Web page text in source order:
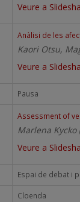
Veure a
Document
Anàlisi de les
Kaori Otsu,
Veure a
Pausa
Document
Assessment of
Marlena Kycko
Veure a
Espai de debat i
Cloenda